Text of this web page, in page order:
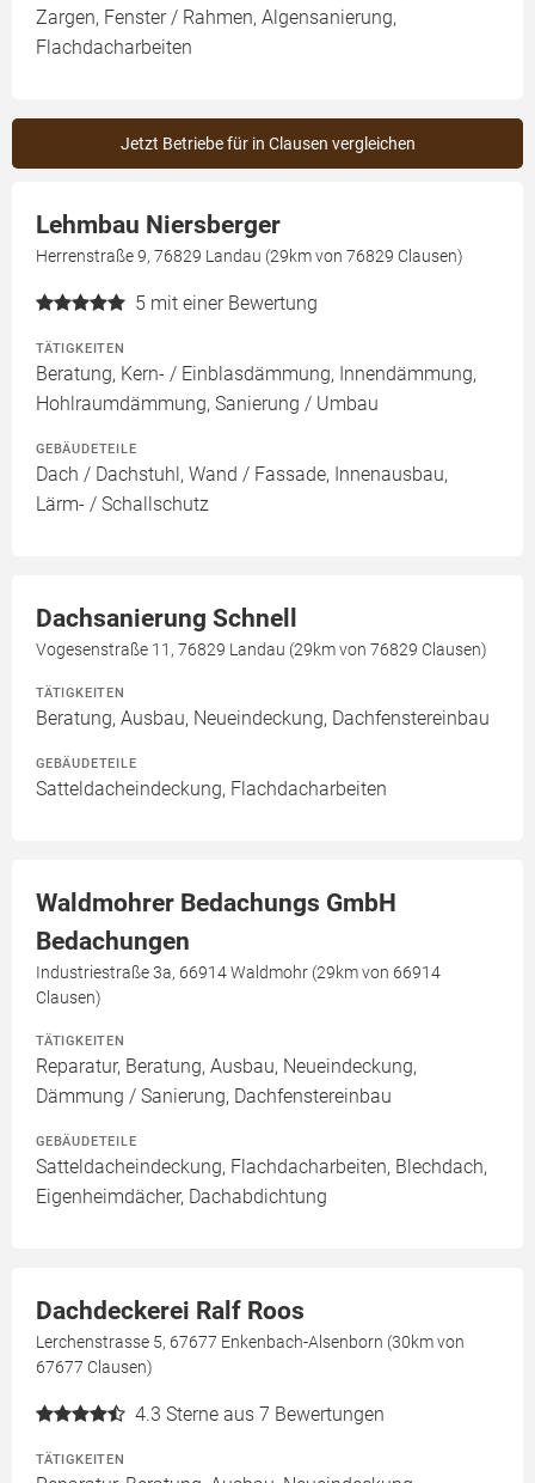
Zargen, Fenster / Rahmen, Algensanierung,
Flachdacharbeiten
Jetzt Betriebe für in Clausen vergleichen
Lehmbau Niersberger
Herrenstraße 9, 76829 Landau (29km von 76829 Clausen)
5 mit einer Bewertung
TÄTIGKEITEN
Beratung, Kern- / Einblasdämmung, Innendämmung,
Hohlraumdämmung, Sanierung / Umbau
GEBÄUDETEILE
Dach / Dachstuhl, Wand / Fassade, Innenausbau,
Lärm- / Schallschutz
Dachsanierung Schnell
Vogesenstraße 11, 76829 Landau (29km von 76829 Clausen)
TÄTIGKEITEN
Beratung, Ausbau, Neueindeckung, Dachfenstereinbau
GEBÄUDETEILE
Satteldacheindeckung, Flachdacharbeiten
Waldmohrer Bedachungs GmbH
Bedachungen
Industriestraße 3a, 66914 Waldmohr (29km von 66914
Clausen)
TÄTIGKEITEN
Reparatur, Beratung, Ausbau, Neueindeckung,
Dämmung / Sanierung, Dachfenstereinbau
GEBÄUDETEILE
Satteldacheindeckung, Flachdacharbeiten, Blechdach,
Eigenheimdächer, Dachabdichtung
Dachdeckerei Ralf Roos
Lerchenstrasse 5, 67677 Enkenbach-Alsenborn (30km von
67677 Clausen)
4.3 Sterne aus 7 Bewertungen
TÄTIGKEITEN